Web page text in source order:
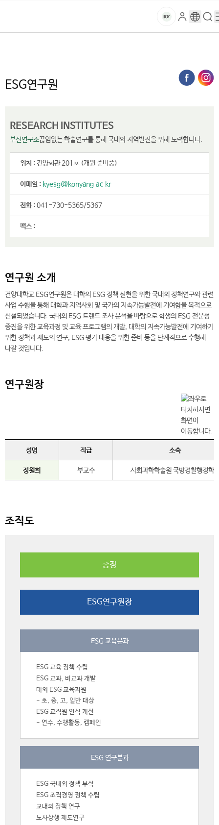
건
대
교
마
로
그
구
글
검
색
메ESG연구원
RESEARCH INSTITUTES
부설연구소끊임없는 학술연구를 통해 국내와 지역발전을 위해 노력합니다.
위치 : 건양회관 201호 (개원 준비중)
이메일 : kyesg@konyang.ac.kr
전화 :041-730-5365/5367
팩스 :
연구원 소개
건양대학교 ESG연구원은 대학의 ESG 정책 실현을 위한 국내외 정책연구와 관련
사업 수행을 통해 대학과 지역사회 및 국가의 지속가능발전에 기여함을 목적으로
신설되었습니다. 국내외 ESG 트렌드 조사 분석을 바탕으로 학생의 ESG 전문성
증진을 위한 교육과정 및 교육 프로그램의 개발, 대학의 지속가능발전에 기여하기
위한 정책과 제도의 연구, ESG 평가 대응을 위한 준비 등을 단계적으로 수행해
나갈 것입니다.
연구원장
성명 직급 소속
정원희 부교수 사회과학학술원 국방경찰행정학
조직도
총장
ESG연구원장
ESG 교육분과
ESG 교육 정책 수립
ESG 교과, 비교과 개발
대외 ESG 교육지원
- 초, 중, 고, 일반 대상
ESG 교직원 인식 개선
- 연수, 수행활동, 캠페인
ESG 연구분과
ESG 국내외 정책 부석
ESG 조직경영 정책 수립
교내외 정책 연구
노사상생 제도연구